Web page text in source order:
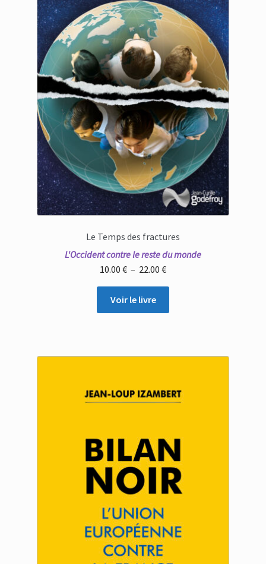
Le Temps des fractures
L'Occident contre le reste du monde
10.00 € – 22.00 €Plage
de
10.00 €
Voir le livre